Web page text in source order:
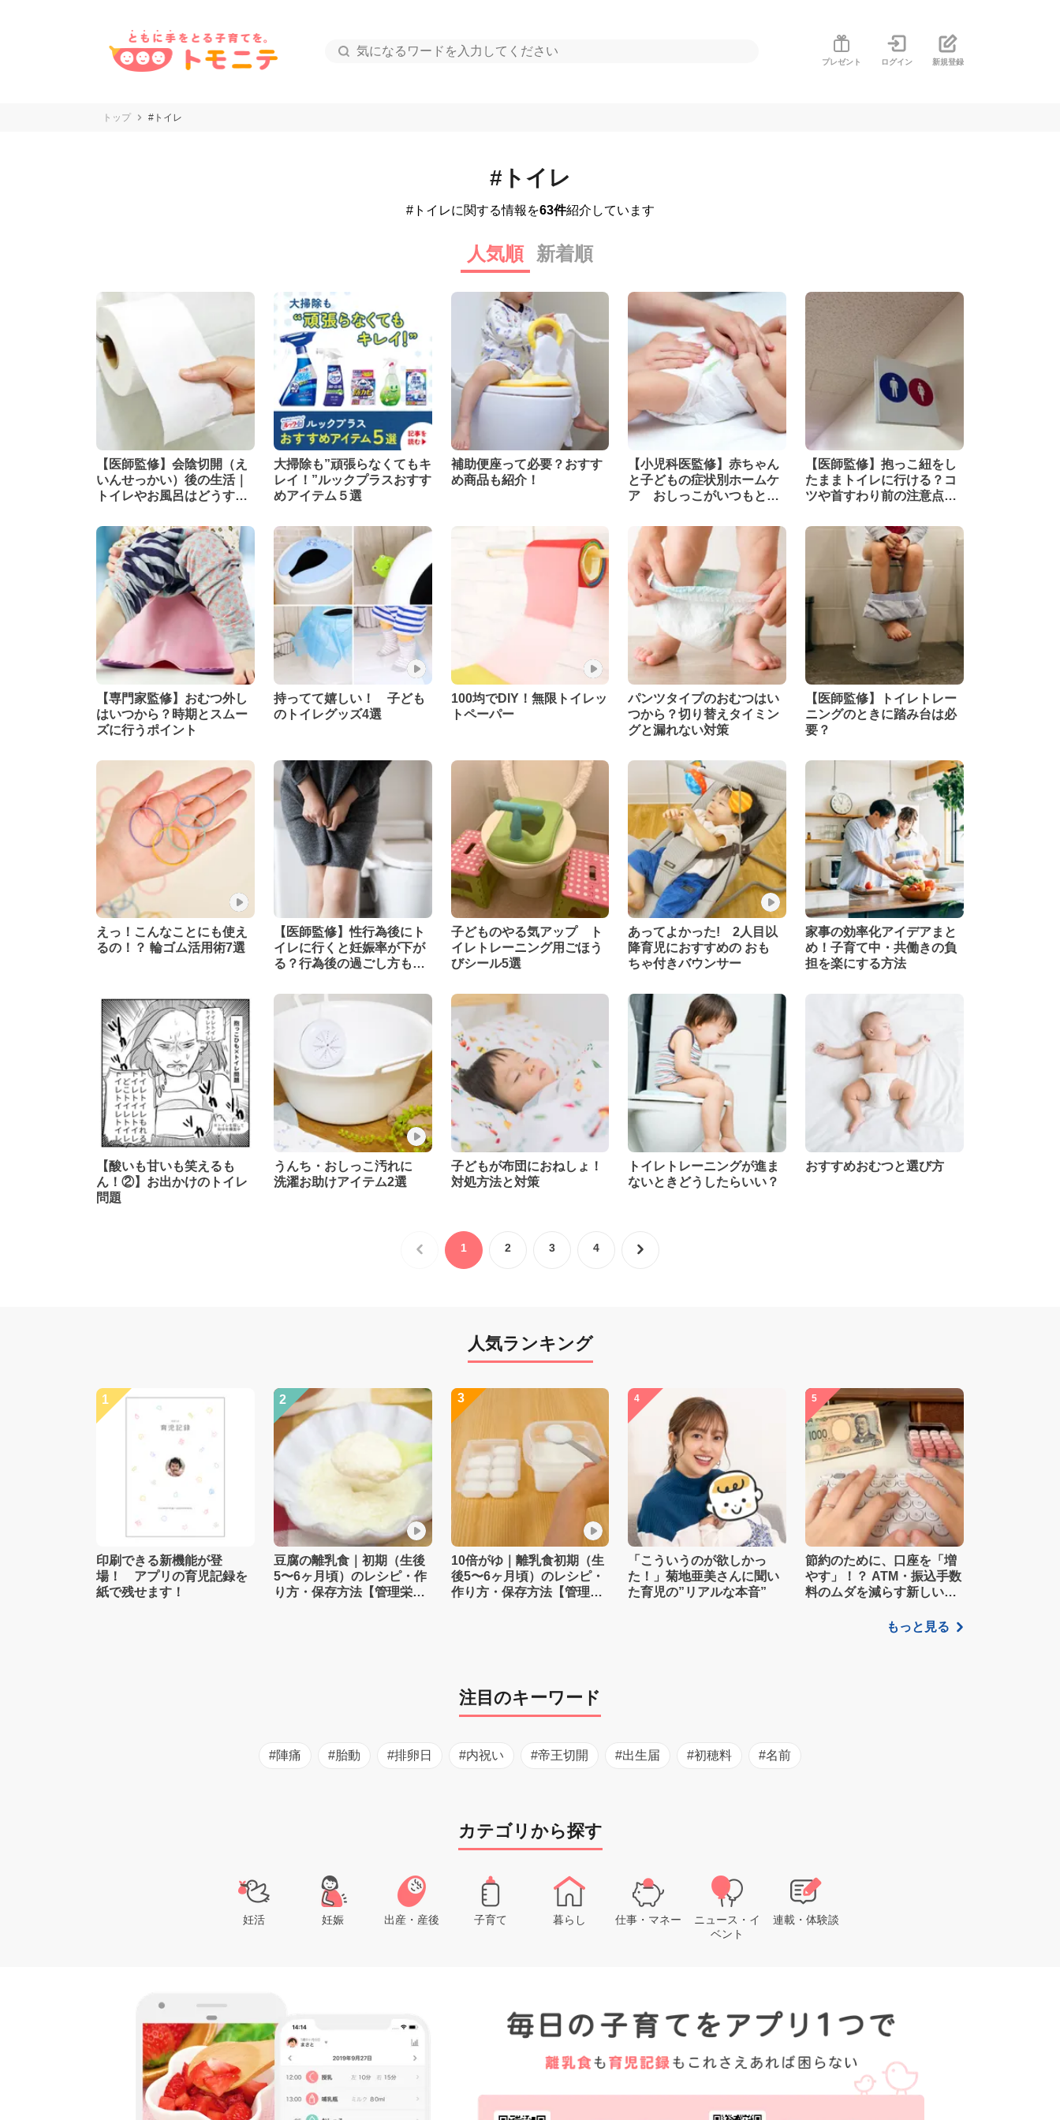
プレゼント ログイン 新規登録
トップ #トイレ
#トイレ
#トイレに関する情報を63件紹介しています
人気順 新着順
【医師監修】会陰切開（え
いんせっかい）後の生活｜
トイレやお風呂はどうす
大掃除も”頑張らなくてもキ
レイ！”ルックプラスおすす
めアイテム５選
補助便座って必要？おすす
め商品も紹介！
【小児科医監修】赤ちゃん
と子どもの症状別ホームケ
ア おしっこがいつもと違
【医師監修】抱っこ紐をし
たままトイレに行ける？コ
ツや首すわり前の注意点も
【専門家監修】おむつ外し
はいつから？時期とスムー
ズに行うポイント
持ってて嬉しい！ 子ども
のトイレグッズ4選
100均でDIY！無限トイレッ
トペーパー
パンツタイプのおむつはい
つから？切り替えタイミン
グと漏れない対策
【医師監修】トイレトレー
ニングのときに踏み台は必
要？
えっ！こんなことにも使え
るの！？ 輪ゴム活用術7選
【医師監修】性行為後にト
イレに行くと妊娠率が下が
る？行為後の過ごし方も解
子どものやる気アップ ト
イレトレーニング用ごほう
びシール5選
あってよかった! 2人目以
降育児におすすめの おも
ちゃ付きバウンサー
家事の効率化アイデアまと
め！子育て中・共働きの負
担を楽にする方法
【酸いも甘いも笑えるも
ん！②】お出かけのトイレ
問題
うんち・おしっこ汚れに
洗濯お助けアイテム2選
子どもが布団におねしょ！
対処方法と対策
トイレトレーニングが進ま
ないときどうしたらいい？
おすすめおむつと選び方
1 2 3 4
人気ランキング
1
印刷できる新機能が登
場！ アプリの育児記録を
紙で残せます！
2
豆腐の離乳食｜初期（生後
5〜6ヶ月頃）のレシピ・作
り方・保存方法【管理栄養
3
10倍がゆ｜離乳食初期（生
後5〜6ヶ月頃）のレシピ・
作り方・保存方法【管理栄
4
「こういうのが欲しかっ
た！」菊地亜美さんに聞い
た育児の”リアルな本音”
5
節約のために、口座を「増
やす」！？ ATM・振込手数
料のムダを減らす新しい家
もっと見る
注目のキーワード
#陣痛 #胎動 #排卵日 #内祝い #帝王切開 #出生届 #初穂料 #名前
カテゴリから探す
妊活 妊娠 出産・産後 子育て 暮らし 仕事・マネー
ニュース・イ
ベント
連載・体験談